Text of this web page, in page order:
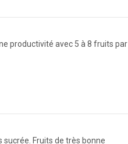
productivité avec 5 à 8 fruits par
sucrée. Fruits de très bonne